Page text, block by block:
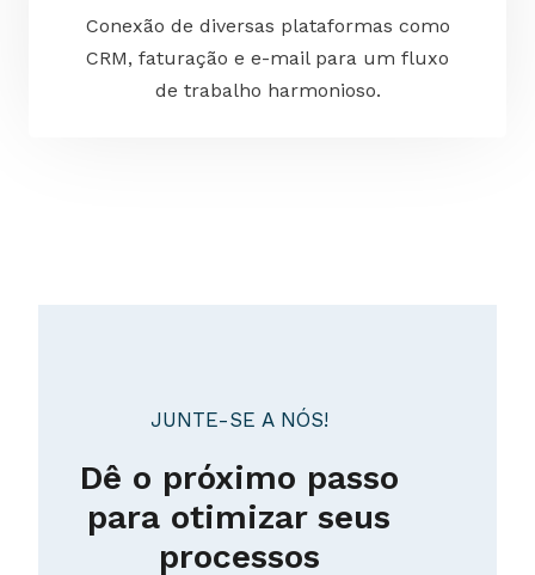
Conexão de diversas plataformas como
CRM, faturação e e-mail para um fluxo
de trabalho harmonioso.
JUNTE-SE A NÓS!
Dê o próximo passo
para otimizar seus
processos